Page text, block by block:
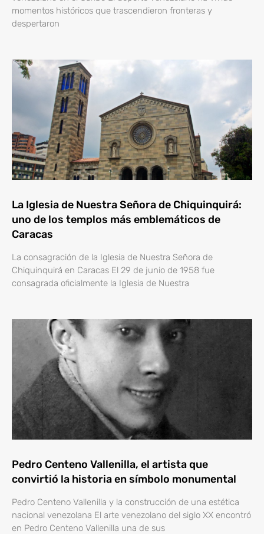
momentos históricos que trascendieron fronteras y
despertaron
La Iglesia de Nuestra Señora de Chiquinquirá:
uno de los templos más emblemáticos de
Caracas
La consagración de la Iglesia de Nuestra Señora de
Chiquinquirá en Caracas El 29 de junio de 1958 fue
consagrada oficialmente la Iglesia de Nuestra
Pedro Centeno Vallenilla, el artista que
convirtió la historia en símbolo monumental
Pedro Centeno Vallenilla y la construcción de una estética
nacional venezolana El arte venezolano del siglo XX encontró
en Pedro Centeno Vallenilla una de sus